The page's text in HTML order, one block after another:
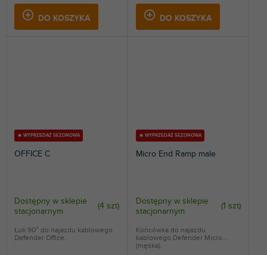
DO KOSZYKA DO KOSZYKA
🔥 WYPRZEDAŻ SEZONOWA
OFFICE C
Dostępny w sklepie
stacjonarnym
(4 szt)
Łuk 90° do najazdu kablowego
Defender Office.
🔥 WYPRZEDAŻ SEZONOWA
Micro End Ramp male
Dostępny w sklepie
stacjonarnym
(1 szt)
Końcówka do najazdu
kablowego Defender Micro
(męska).